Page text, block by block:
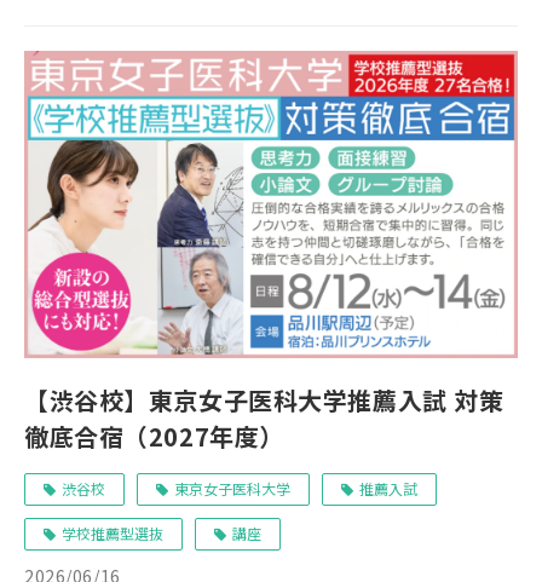
【渋谷校】東京女子医科大学推薦入試 対策
徹底合宿（2027年度）
渋谷校 東京女子医科大学 推薦入試
学校推薦型選抜 講座
2026/06/16